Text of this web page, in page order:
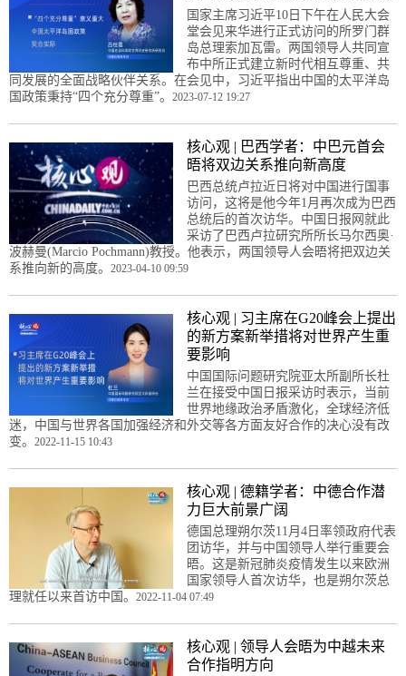
国家主席习近平10日下午在人民大会
堂会见来华进行正式访问的所罗门群
岛总理索加瓦雷。两国领导人共同宣
布中所正式建立新时代相互尊重、共
同发展的全面战略伙伴关系。在会见中，习近平指出中国的太平洋岛
国政策秉持“四个充分尊重”。 2023-07-12 19:27
核心观 | 巴西学者：中巴元首会
晤将双边关系推向新高度
巴西总统卢拉近日将对中国进行国事
访问，这将是他今年1月再次成为巴西
总统后的首次访华。中国日报网就此
采访了巴西卢拉研究所所长马尔西奥·
波赫曼(Marcio Pochmann)教授。他表示，两国领导人会晤将把双边关
系推向新的高度。 2023-04-10 09:59
核心观 | 习主席在G20峰会上提出
的新方案新举措将对世界产生重
要影响
中国国际问题研究院亚太所副所长杜
兰在接受中国日报采访时表示，当前
世界地缘政治矛盾激化，全球经济低
迷，中国与世界各国加强经济和外交等各方面友好合作的决心没有改
变。 2022-11-15 10:43
核心观 | 德籍学者：中德合作潜
力巨大前景广阔
德国总理朔尔茨11月4日率领政府代表
团访华，并与中国领导人举行重要会
晤。这是新冠肺炎疫情发生以来欧洲
国家领导人首次访华，也是朔尔茨总
理就任以来首访中国。 2022-11-04 07:49
核心观 | 领导人会晤为中越未来
合作指明方向